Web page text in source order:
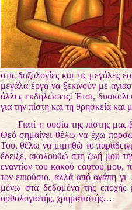
στις δοξολογίες και τις μεγάλες
μεγάλα έργα να ξεκινούν με
άλλες εκδηλώσεις! Έτσι,
για την πίστη και τη θρησκεία και
Γιατί η ουσία της πίστης μας
Θεό σημαίνει θέλω να έχω
Του, θέλω να μιμηθώ το
έδειξε, ακολουθώ στη ζωή μου
εναντίον του κακού εαυτού μου,
τον επιούσιο, αλλά από αγάπη
μένω στα δεδομένα της εποχής
ορθολογιστής, χρηματιστής…